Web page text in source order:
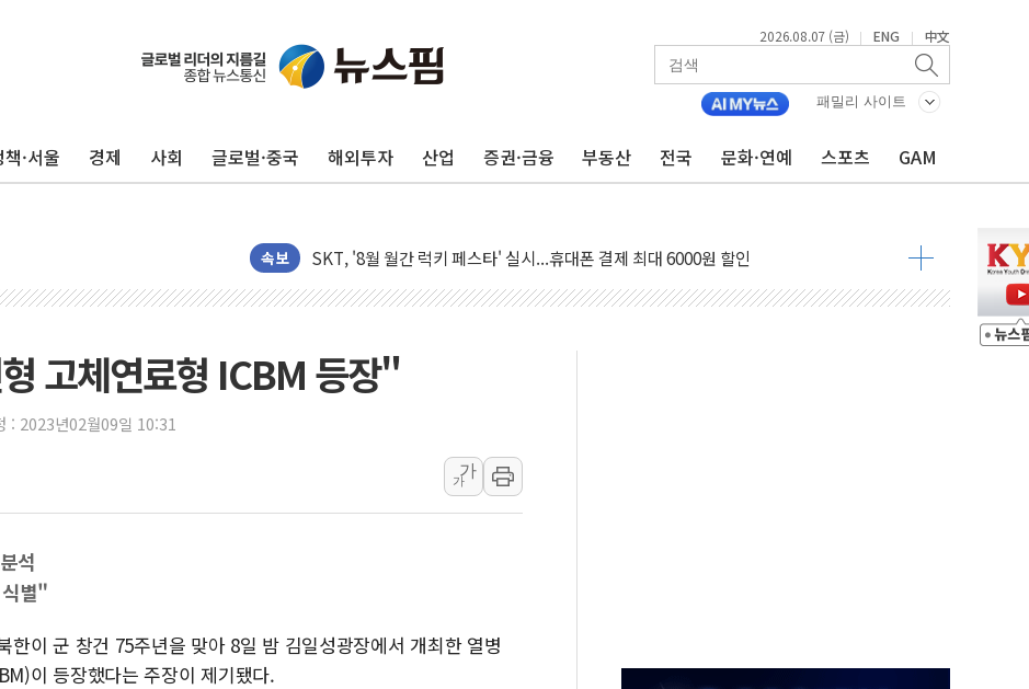
2026.08.07 (금) | ENG | 中文
패밀리 사이트
책·서울 경제 사회 글로벌·중국 해외투자 산업 증권·금융 부동산 전국 문화·연예 스포츠 GAM
속보
[종합] 청도 흥선리 야산 산불 1시간36분만에 주불진화....인명피해 없어
한미 법카 제보자 "신동국과 무관…자료는 전·현직 직원으로부터 확보"
에어로케이항공, 청주-중국 청두 노선 운항허가 취득...중국 노선 다변화
네이버, AI 브리핑 도입 후 블로그 창작자 지원 규모 2배 확대
LG헬로비전 '헬로모바일', 교보문고 제휴 전자책 요금제 출시
KTis, 02-114로 카카오 T 택시 호출 서비스
원주시, 첨단의료복합단지 지정 준비 본격화…'AI 데이터 기반 메디테크 혁신허브' 구상
삼척시, 무건리 이끼폭포 생태탐방로 출입 통제
청도 문수리 야산서 산불 진화 중...진화헬기 3대 투입
'해병 순직 책임' 임성근 전 사단장 항소심도 징역 3년
헥토이노베이션, 상반기 매출 첫 2000억원 돌파
하나금융이 쏘아 올린 CIFO, 금융지주 포용금융 조직개편 신호탄
고체연료형 ICBM 등장"
: 2023년02월09일 10:31
가
가
석
별"
이 군 창건 75주년을 맞아 8일 밤 김일성광장에서 개최한 열병
이 등장했다는 주장이 제기됐다.